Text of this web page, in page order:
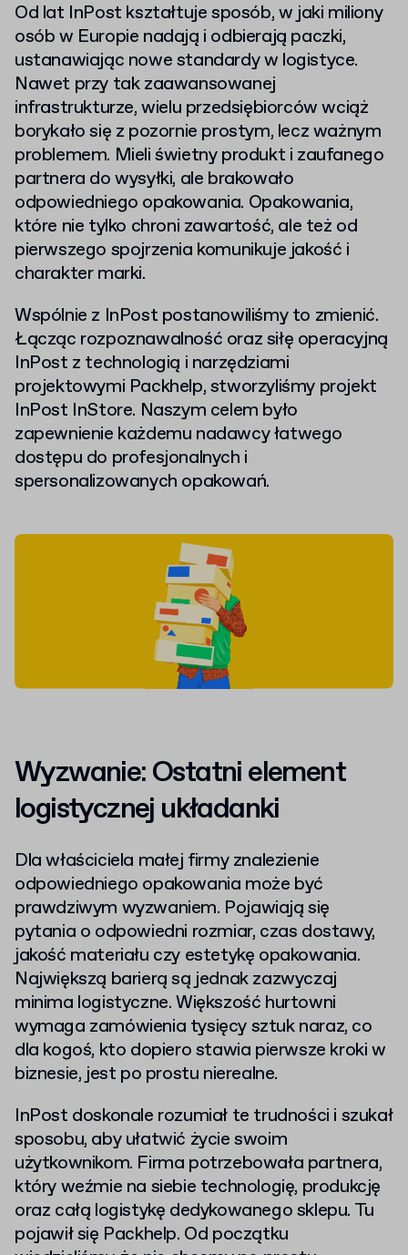
Od lat InPost kształtuje sposób, w jaki miliony
osób w Europie nadają i odbierają paczki,
ustanawiając nowe standardy w logistyce.
Nawet przy tak zaawansowanej
infrastrukturze, wielu przedsiębiorców wciąż
borykało się z pozornie prostym, lecz ważnym
problemem. Mieli świetny produkt i zaufanego
partnera do wysyłki, ale brakowało
odpowiedniego opakowania. Opakowania,
które nie tylko chroni zawartość, ale też od
pierwszego spojrzenia komunikuje jakość i
charakter marki.
Wspólnie z InPost postanowiliśmy to zmienić.
Łącząc rozpoznawalność oraz siłę operacyjną
InPost z technologią i narzędziami
projektowymi Packhelp, stworzyliśmy projekt
InPost InStore. Naszym celem było
zapewnienie każdemu nadawcy łatwego
dostępu do profesjonalnych i
spersonalizowanych opakowań.
Wyzwanie: Ostatni element
logistycznej układanki
Dla właściciela małej firmy znalezienie
odpowiedniego opakowania może być
prawdziwym wyzwaniem. Pojawiają się
pytania o odpowiedni rozmiar, czas dostawy,
jakość materiału czy estetykę opakowania.
Największą barierą są jednak zazwyczaj
minima logistyczne. Większość hurtowni
wymaga zamówienia tysięcy sztuk naraz, co
dla kogoś, kto dopiero stawia pierwsze kroki w
biznesie, jest po prostu nierealne.
InPost doskonale rozumiał te trudności i szukał
sposobu, aby ułatwić życie swoim
użytkownikom. Firma potrzebowała partnera,
który weźmie na siebie technologię, produkcję
oraz całą logistykę dedykowanego sklepu. Tu
pojawił się Packhelp. Od początku